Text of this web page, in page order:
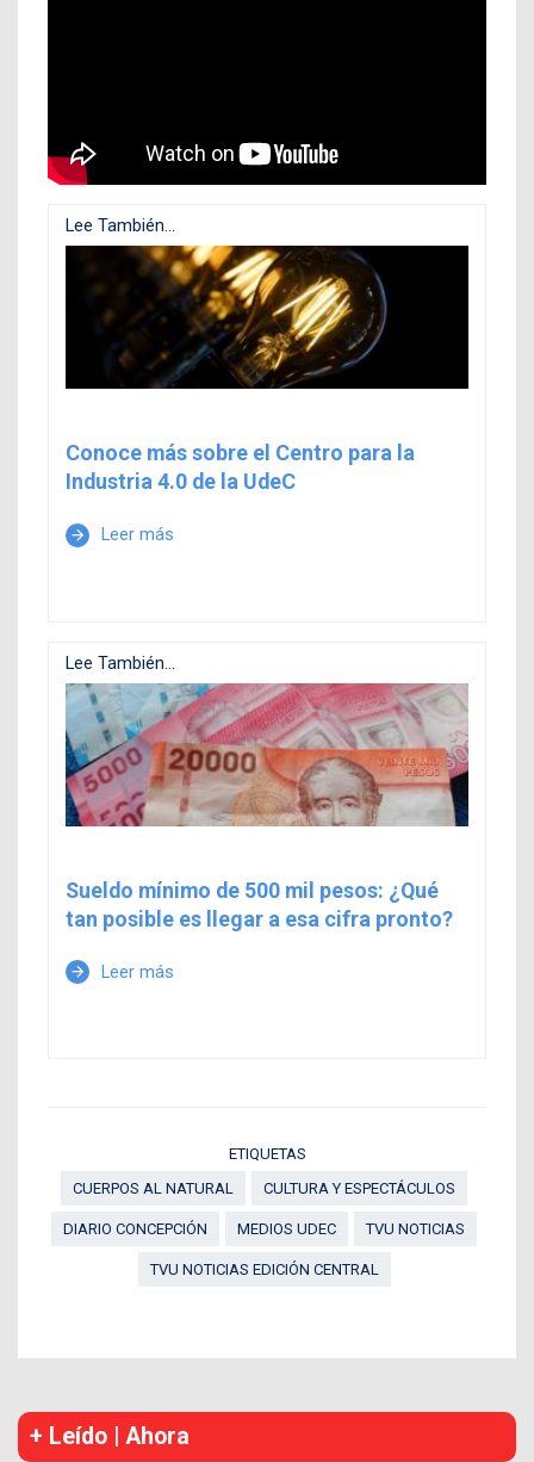
Lee También...
Conoce más sobre el Centro para la
Industria 4.0 de la UdeC
arrow_forward Leer más
Lee También...
Sueldo mínimo de 500 mil pesos: ¿Qué
tan posible es llegar a esa cifra pronto?
arrow_forward Leer más
ETIQUETAS
CUERPOS AL NATURAL
CULTURA Y ESPECTÁCULOS
DIARIO CONCEPCIÓN MEDIOS UDEC TVU NOTICIAS
TVU NOTICIAS EDICIÓN CENTRAL
+ Leído | Ahora